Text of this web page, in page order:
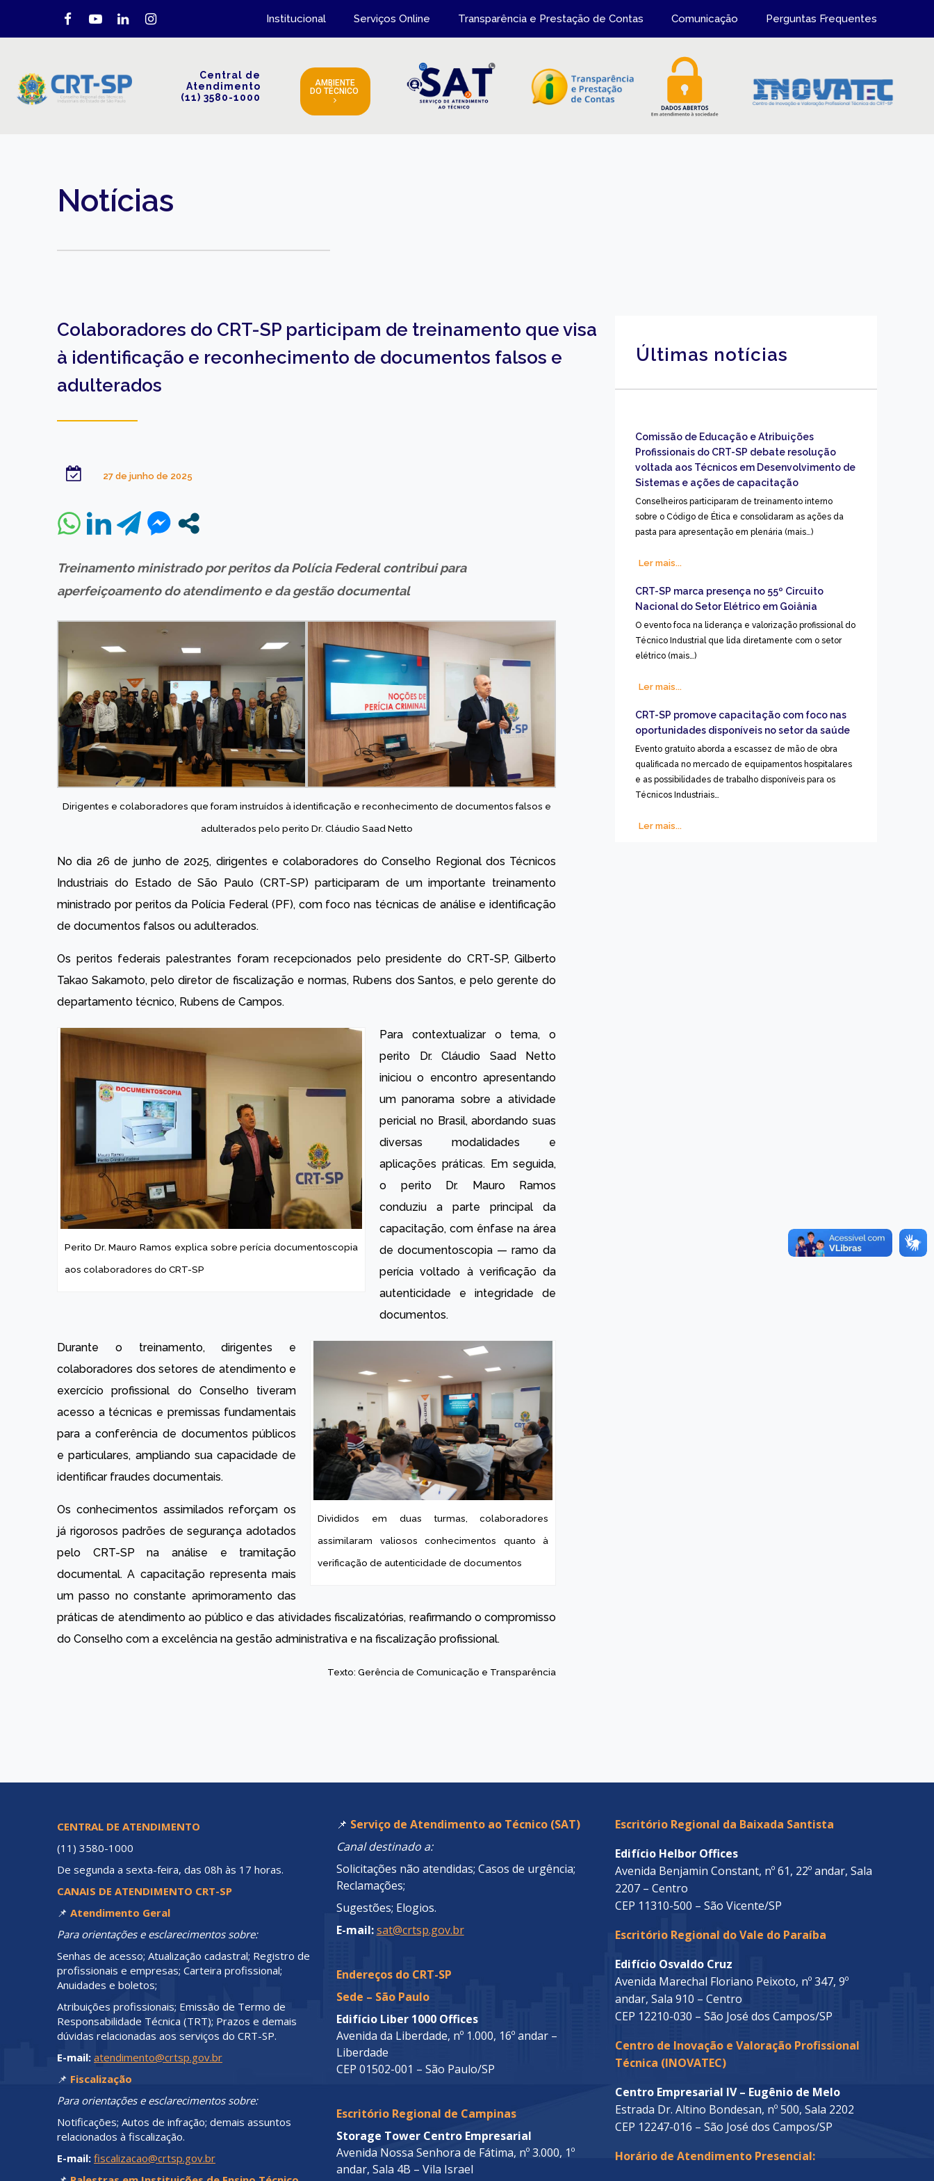
Institucional Serviços Online Transparência e Prestação de Contas Comunicação Perguntas Frequentes
Central de
Atendimento
(11) 3580-1000
AMBIENTE
DO TÉCNICO
Notícias
Colaboradores do CRT-SP participam de treinamento que visa
à identificação e reconhecimento de documentos falsos e
adulterados
27 de junho de 2025
Treinamento ministrado por peritos da Polícia Federal contribui para
aperfeiçoamento do atendimento e da gestão documental
Dirigentes e colaboradores que foram instruídos à identificação e reconhecimento de documentos falsos e
adulterados pelo perito Dr. Cláudio Saad Netto
No dia 26 de junho de 2025, dirigentes e colaboradores do Conselho Regional dos Técnicos
Industriais do Estado de São Paulo (CRT-SP) participaram de um importante treinamento
ministrado por peritos da Polícia Federal (PF), com foco nas técnicas de análise e identificação
de documentos falsos ou adulterados.
Os peritos federais palestrantes foram recepcionados pelo presidente do CRT-SP, Gilberto
Takao Sakamoto, pelo diretor de fiscalização e normas, Rubens dos Santos, e pelo gerente do
departamento técnico, Rubens de Campos.
Perito Dr. Mauro Ramos explica sobre perícia documentoscopia
aos colaboradores do CRT-SP
Para contextualizar o tema, o
perito Dr. Cláudio Saad Netto
iniciou o encontro apresentando
um panorama sobre a atividade
pericial no Brasil, abordando suas
diversas modalidades e
aplicações práticas. Em seguida,
o perito Dr. Mauro Ramos
conduziu a parte principal da
capacitação, com ênfase na área
de documentoscopia — ramo da
perícia voltado à verificação da
autenticidade e integridade de
documentos.
Divididos em duas turmas, colaboradores
assimilaram valiosos conhecimentos quanto à
verificação de autenticidade de documentos
Durante o treinamento, dirigentes e
colaboradores dos setores de atendimento e
exercício profissional do Conselho tiveram
acesso a técnicas e premissas fundamentais
para a conferência de documentos públicos
e particulares, ampliando sua capacidade de
identificar fraudes documentais.
Os conhecimentos assimilados reforçam os
já rigorosos padrões de segurança adotados
pelo CRT-SP na análise e tramitação
documental. A capacitação representa mais
um passo no constante aprimoramento das
práticas de atendimento ao público e das atividades fiscalizatórias, reafirmando o compromisso
do Conselho com a excelência na gestão administrativa e na fiscalização profissional.
Texto: Gerência de Comunicação e Transparência
Últimas notícias
Comissão de Educação e Atribuições
Profissionais do CRT-SP debate resolução
voltada aos Técnicos em Desenvolvimento de
Sistemas e ações de capacitação
Conselheiros participaram de treinamento interno
sobre o Código de Ética e consolidaram as ações da
pasta para apresentação em plenária (mais…)
Ler mais...
CRT-SP marca presença no 55º Circuito
Nacional do Setor Elétrico em Goiânia
O evento foca na liderança e valorização profissional do
Técnico Industrial que lida diretamente com o setor
elétrico (mais…)
Ler mais...
CRT-SP promove capacitação com foco nas
oportunidades disponíveis no setor da saúde
Evento gratuito aborda a escassez de mão de obra
qualificada no mercado de equipamentos hospitalares
e as possibilidades de trabalho disponíveis para os
Técnicos Industriais…
Ler mais...
CENTRAL DE ATENDIMENTO
(11) 3580-1000
De segunda a sexta-feira, das 08h às 17 horas.
CANAIS DE ATENDIMENTO CRT-SP
📌 Atendimento Geral
Para orientações e esclarecimentos sobre:
Senhas de acesso; Atualização cadastral; Registro de
profissionais e empresas; Carteira profissional;
Anuidades e boletos;
Atribuições profissionais; Emissão de Termo de
Responsabilidade Técnica (TRT); Prazos e demais
dúvidas relacionadas aos serviços do CRT-SP.
E-mail: atendimento@crtsp.gov.br
📌 Fiscalização
Para orientações e esclarecimentos sobre:
Notificações; Autos de infração; demais assuntos
relacionados à fiscalização.
E-mail: fiscalizacao@crtsp.gov.br
📌 Serviço de Atendimento ao Técnico (SAT)
Canal destinado a:
Solicitações não atendidas; Casos de urgência;
Reclamações;
Sugestões; Elogios.
E-mail:sat@crtsp.gov.br
Endereços do CRT-SP
Sede – São Paulo
Edifício Liber 1000 Offices
Avenida da Liberdade, nº 1.000, 16º andar –
Liberdade
CEP 01502-001 – São Paulo/SP
Escritório Regional de Campinas
Storage Tower Centro Empresarial
Avenida Nossa Senhora de Fátima, nº 3.000, 1º
andar, Sala 4B – Vila Israel
Escritório Regional da Baixada Santista
Edifício Helbor Offices
Avenida Benjamin Constant, nº 61, 22º andar, Sala
2207 – Centro
CEP 11310-500 – São Vicente/SP
Escritório Regional do Vale do Paraíba
Edifício Osvaldo Cruz
Avenida Marechal Floriano Peixoto, nº 347, 9º
andar, Sala 910 – Centro
CEP 12210-030 – São José dos Campos/SP
Centro de Inovação e Valoração Profissional
Técnica (INOVATEC)
Centro Empresarial IV – Eugênio de Melo
Estrada Dr. Altino Bondesan, nº 500, Sala 2202
CEP 12247-016 – São José dos Campos/SP
Horário de Atendimento Presencial: